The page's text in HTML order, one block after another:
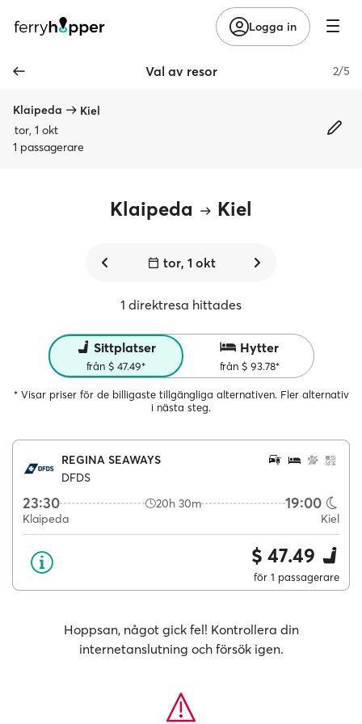
Logga in
Val av resor 2/5
Klaipeda
Kiel
tor, 1 okt
1 passagerare
Klaipeda Kiel
tor, 1 okt
1 direktresa hittades
Sittplatser
från $ 47.49*
Hytter
från $ 93.78*
* Visar priser för de billigaste tillgängliga alternativen. Fler alternativ
i nästa steg.
REGINA SEAWAYS
DFDS
23:30 20h 30m 19:00
Klaipeda Kiel
$ 47.49
för 1 passagerare
Hoppsan, något gick fel! Kontrollera din
internetanslutning och försök igen.